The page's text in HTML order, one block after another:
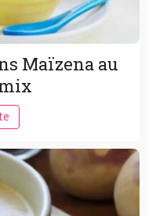
Maïzena au